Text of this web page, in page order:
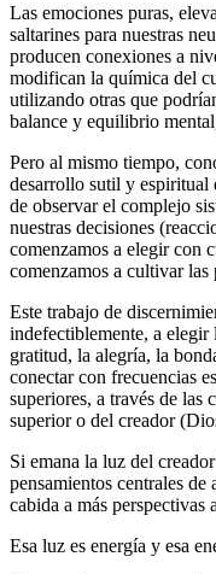
Las emociones puras,
saltarines para nuestras
producen conexiones a
modifican la química del
utilizando otras que
balance y equilibrio
Pero al mismo tiempo,
desarrollo sutil y espiritual
de observar el complejo
nuestras decisiones
comenzamos a elegir con
comenzamos a cultivar las
Este trabajo de
indefectiblemente, a elegir
gratitud, la alegría, la
conectar con frecuencias
superiores, a través de las
superior o del creador
Si emana la luz del
pensamientos centrales
cabida a más perspectivas
Esa luz es energía y esa